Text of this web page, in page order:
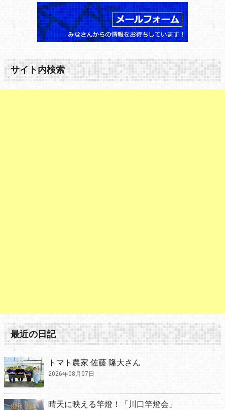
サイト内検索
最近の日記
トマト農家 佐藤 隆大さん
2026年08月07日
晴天に映える竿燈！「川口竿燈会」